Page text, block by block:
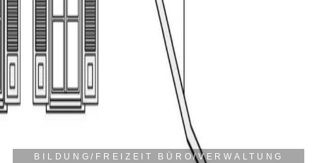
BILDUNG/FREIZEIT
BÜRO/VERWALTUNG